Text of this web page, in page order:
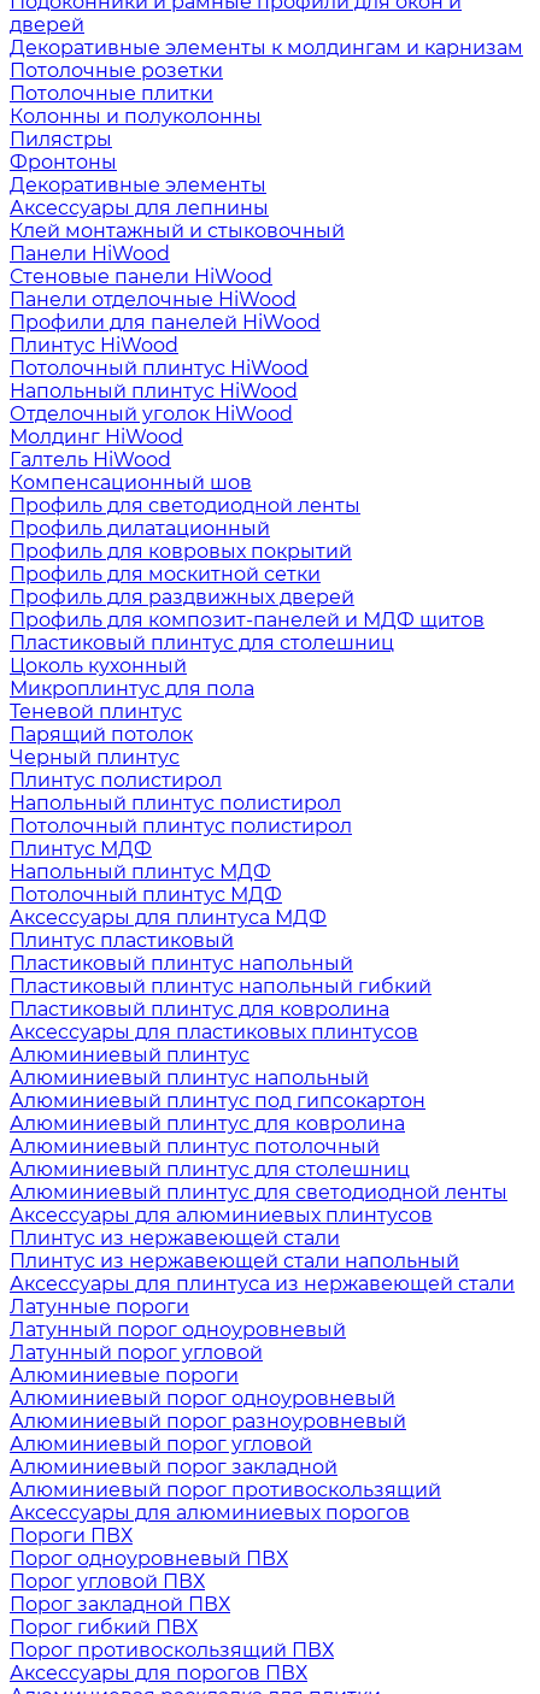
дверей
Декоративные элементы к молдингам и карнизам
Потолочные розетки
Потолочные плитки
Колонны и полуколонны
Пилястры
Фронтоны
Декоративные элементы
Аксессуары для лепнины
Клей монтажный и стыковочный
Панели HiWood
Стеновые панели HiWood
Панели отделочные HiWood
Профили для панелей HiWood
Плинтус HiWood
Потолочный плинтус HiWood
Напольный плинтус HiWood
Отделочный уголок HiWood
Молдинг HiWood
Галтель HiWood
Компенсационный шов
Профиль для светодиодной ленты
Профиль дилатационный
Профиль для ковровых покрытий
Профиль для москитной сетки
Профиль для раздвижных дверей
Профиль для композит-панелей и МДФ щитов
Пластиковый плинтус для столешниц
Цоколь кухонный
Микроплинтус для пола
Теневой плинтус
Парящий потолок
Черный плинтус
Плинтус полистирол
Напольный плинтус полистирол
Потолочный плинтус полистирол
Плинтус МДФ
Напольный плинтус МДФ
Потолочный плинтус МДФ
Аксессуары для плинтуса МДФ
Плинтус пластиковый
Пластиковый плинтус напольный
Пластиковый плинтус напольный гибкий
Пластиковый плинтус для ковролина
Аксессуары для пластиковых плинтусов
Алюминиевый плинтус
Алюминиевый плинтус напольный
Алюминиевый плинтус под гипсокартон
Алюминиевый плинтус для ковролина
Алюминиевый плинтус потолочный
Алюминиевый плинтус для столешниц
Алюминиевый плинтус для светодиодной ленты
Аксессуары для алюминиевых плинтусов
Плинтус из нержавеющей стали
Плинтус из нержавеющей стали напольный
Аксессуары для плинтуса из нержавеющей стали
Латунные пороги
Латунный порог одноуровневый
Латунный порог угловой
Алюминиевые пороги
Алюминиевый порог одноуровневый
Алюминиевый порог разноуровневый
Алюминиевый порог угловой
Алюминиевый порог закладной
Алюминиевый порог противоскользящий
Аксессуары для алюминиевых порогов
Пороги ПВХ
Порог одноуровневый ПВХ
Порог угловой ПВХ
Порог закладной ПВХ
Порог гибкий ПВХ
Порог противоскользящий ПВХ
Аксессуары для порогов ПВХ